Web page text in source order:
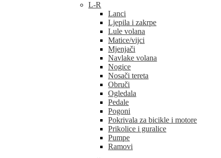
L-R
Lanci
Ljepila i zakrpe
Lule volana
Matice/vijci
Mjenjači
Navlake volana
Nogice
Nosači tereta
Obruči
Ogledala
Pedale
Pogoni
Pokrivala za bicikle i motore
Prikolice i guralice
Pumpe
Ramovi